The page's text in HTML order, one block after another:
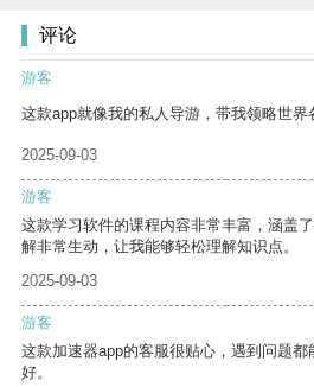
评论
游客
这款app就像我的私人导游，带我领略世界
2025-09-03
游客
这款学习软件的课程内容非常丰富，涵盖
解非常生动，让我能够轻松理解知识点。
2025-09-03
游客
这款加速器app的客服很贴心，遇到问题
好。